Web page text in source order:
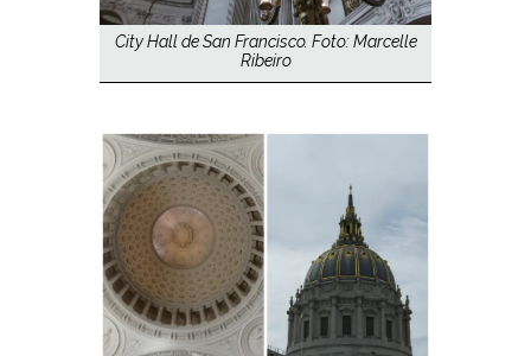
City Hall de San Francisco. Foto: Marcelle
Ribeiro